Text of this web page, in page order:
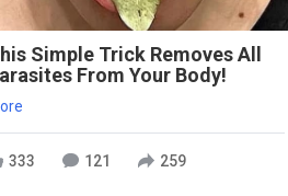
Simple Trick Removes All
From Your Body!
333 121 259